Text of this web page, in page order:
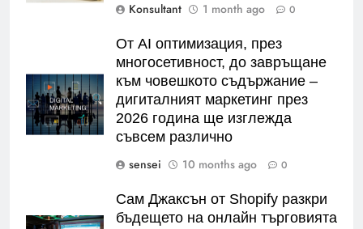
Konsultant
1 month ago 0
От AI оптимизация, през
многосетивност, до завръщане
към човешкото съдържание –
дигиталният маркетинг през
2026 година ще изглежда
съвсем различно
sensei
10 months ago 0
Сам Джаксън от Shopify разкри
бъдещето на онлайн търговията